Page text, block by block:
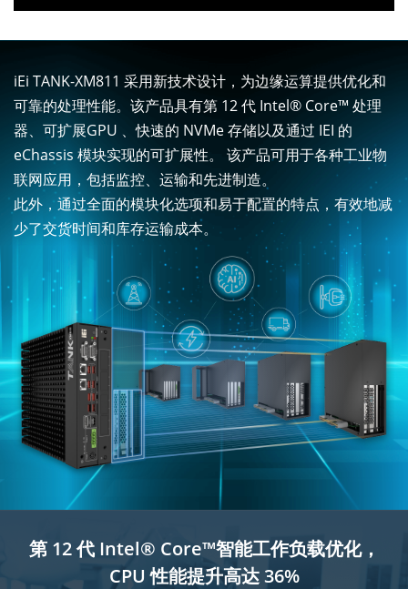
iEi TANK-XM811 采用新技术设计，为边缘运算提供优化和
可靠的处理性能。该产品具有第 12 代 Intel® Core™ 处理
器、可扩展GPU 、快速的 NVMe 存储以及通过 IEI 的
eChassis 模块实现的可扩展性。 该产品可用于各种工业物
联网应用，包括监控、运输和先进制造。
此外，通过全面的模块化选项和易于配置的特点，有效地减
少了交货时间和库存运输成本。
第 12 代 Intel® Core™智能工作负载优化，
CPU 性能提升高达 36%